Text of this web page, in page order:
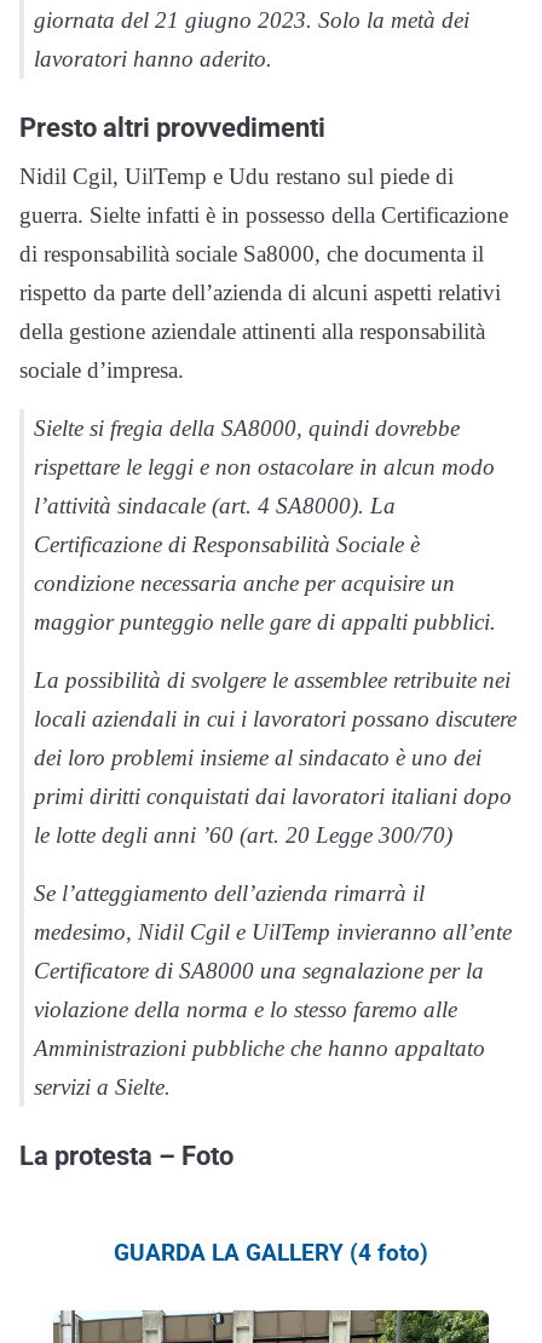
giornata del 21 giugno 2023. Solo la metà dei
lavoratori hanno aderito.
Presto altri provvedimenti
Nidil Cgil, UilTemp e Udu restano sul piede di
guerra. Sielte infatti è in possesso della Certificazione
di responsabilità sociale Sa8000, che documenta il
rispetto da parte dell’azienda di alcuni aspetti relativi
della gestione aziendale attinenti alla responsabilità
sociale d’impresa.
Sielte si fregia della SA8000, quindi dovrebbe
rispettare le leggi e non ostacolare in alcun modo
l’attività sindacale (art. 4 SA8000). La
Certificazione di Responsabilità Sociale è
condizione necessaria anche per acquisire un
maggior punteggio nelle gare di appalti pubblici.
La possibilità di svolgere le assemblee retribuite nei
locali aziendali in cui i lavoratori possano discutere
dei loro problemi insieme al sindacato è uno dei
primi diritti conquistati dai lavoratori italiani dopo
le lotte degli anni ’60 (art. 20 Legge 300/70)
Se l’atteggiamento dell’azienda rimarrà il
medesimo, Nidil Cgil e UilTemp invieranno all’ente
Certificatore di SA8000 una segnalazione per la
violazione della norma e lo stesso faremo alle
Amministrazioni pubbliche che hanno appaltato
servizi a Sielte.
La protesta – Foto
GUARDA LA GALLERY (4 foto)